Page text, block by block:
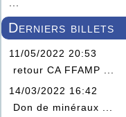
Derniers billets
11/05/2022 20:53
retour CA FFAMP ...
14/03/2022 16:42
Don de minéraux ...